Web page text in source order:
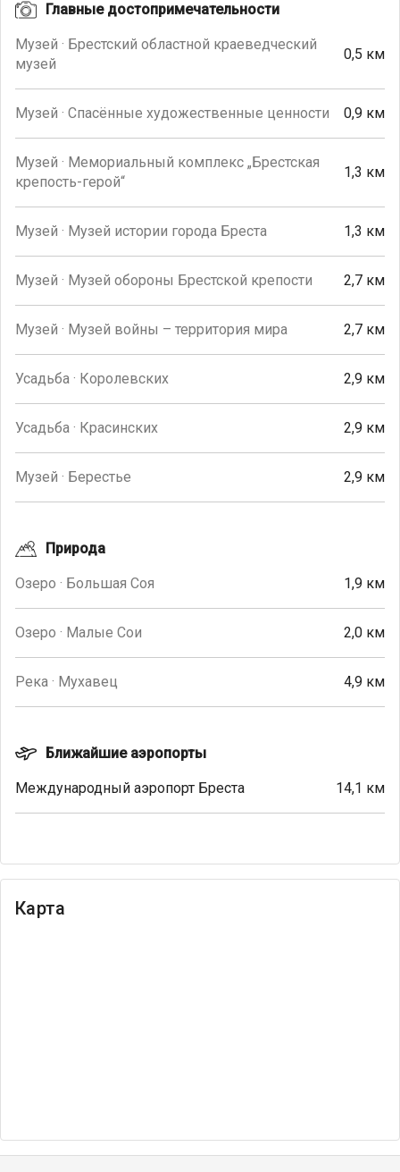
Главные достопримечательности
Музей · Брестский областной краеведческий
музей
0,5 км
Музей · Спасённые художественные ценности 0,9 км
Музей · Мемориальный комплекс „Брестская
крепость-герой“
1,3 км
Музей · Музей истории города Бреста 1,3 км
Музей · Музей обороны Брестской крепости 2,7 км
Музей · Музей войны – территория мира 2,7 км
Усадьба · Королевских 2,9 км
Усадьба · Красинских 2,9 км
Музей · Берестье 2,9 км
Природа
Озеро · Большая Соя 1,9 км
Озеро · Малые Сои 2,0 км
Река · Мухавец 4,9 км
Ближайшие аэропорты
Международный аэропорт Бреста 14,1 км
Карта